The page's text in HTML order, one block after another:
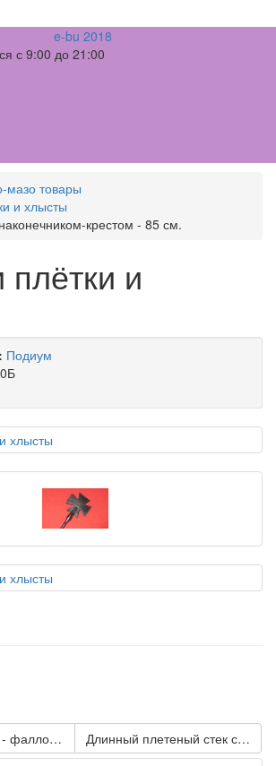
с 9:00 до 21:00
мазо товары
и хлысты
крестом - 85 см.
плётки и
Подиум
фаллосом Длинный плетеный стек с